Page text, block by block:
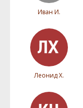
Иван И.
Леонид Х.